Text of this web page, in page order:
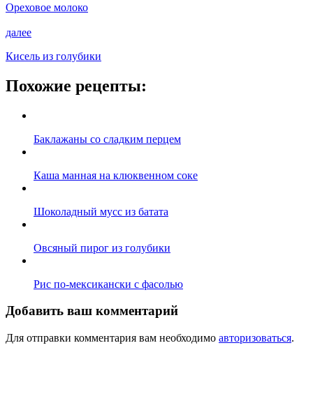
Ореховое молоко
далее
Кисель из голубики
Похожие рецепты:
Баклажаны со сладким перцем
Каша манная на клюквенном соке
Шоколадный мусс из батата
Овсяный пирог из голубики
Рис по-мексикански с фасолью
Добавить ваш комментарий
Для отправки комментария вам необходимо авторизоваться.